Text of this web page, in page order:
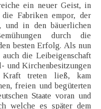
ein neuer Geist, in
Fabriken empor, der
und in den bäuerlichen
durch die
besten Erfolg. Als nun
die Leibeigenschaft
und Kirchenbesitzungen
Kraft treten ließ, kam
freien und begüterten
Staate voran und
welche es später dem